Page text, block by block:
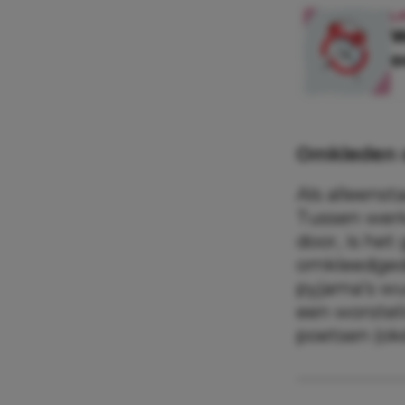
Als
Tussen
door, is het
pyjama’s
een
poetsen